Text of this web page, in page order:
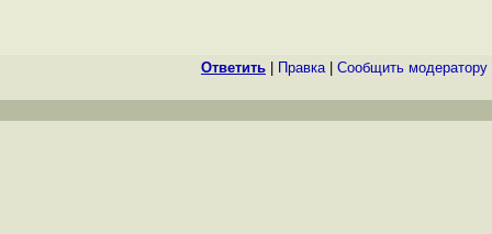
Ответить Правка| Cообщить модератору